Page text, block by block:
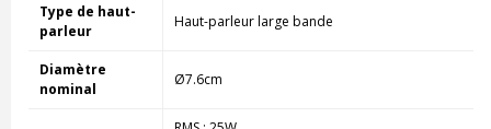
Type de haut-
parleur
Haut-parleur large bande
Diamètre
nominal
Ø7.6cm